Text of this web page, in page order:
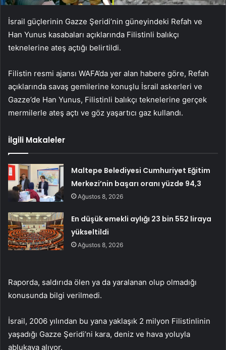
İsrail güçlerinin Gazze Şeridi’nin güneyindeki Refah ve
Han Yunus kasabaları açıklarında Filistinli balıkçı
teknelerine ateş açtığı belirtildi.
Filistin resmi ajansı WAFA’da yer alan habere göre, Refah
açıklarında savaş gemilerine konuşlu İsrail askerleri ve
Gazze’de Han Yunus, Filistinli balıkçı teknelerine gerçek
mermilerle ateş açtı ve göz yaşartıcı gaz kullandı.
İlgili Makaleler
Maltepe Belediyesi Cumhuriyet Eğitim
Merkezi’nin başarı oranı yüzde 94,3
Ağustos 8, 2026
En düşük emekli aylığı 23 bin 552 liraya
yükseltildi
Ağustos 8, 2026
Raporda, saldırıda ölen ya da yaralanan olup olmadığı
konusunda bilgi verilmedi.
İsrail, 2006 yılından bu yana yaklaşık 2 milyon Filistinlinin
yaşadığı Gazze Şeridi’ni kara, deniz ve hava yoluyla
ablukaya alıyor.